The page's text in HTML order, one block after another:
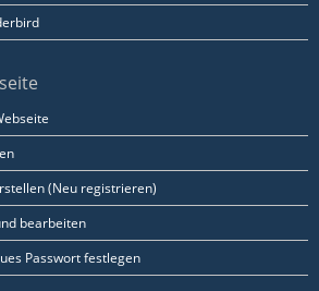
(Neu registrieren)
bearbeiten
Passwort festlegen